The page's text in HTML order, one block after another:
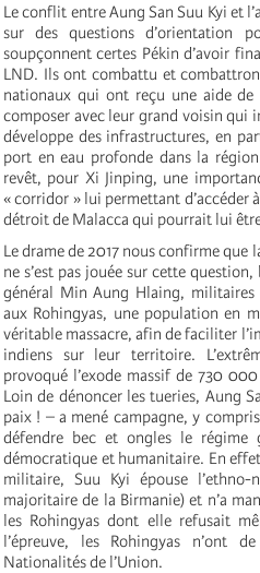
Le conflit entre Aung San Suu Kyi et
sur des questions d’orientation
soupçonnent certes Pékin d’avoir
LND. Ils ont combattu et
nationaux qui ont reçu une aide
composer avec leur grand voisin qui
développe des infrastructures, en
port en eau profonde dans la
revêt, pour Xi Jinping, une
« corridor » lui permettant d’accéder
détroit de Malacca qui pourrait lui
Le drame de 2017 nous confirme que
ne s’est pas jouée sur cette
général Min Aung Hlaing,
aux Rohingyas, une population en
véritable massacre, afin de faciliter
indiens sur leur territoire.
provoqué l’exode massif de 730
Loin de dénoncer les tueries, Aung
paix ! – a mené campagne, y
défendre bec et ongles le régime
démocratique et humanitaire. En
militaire, Suu Kyi épouse l’ethno-
majoritaire de la Birmanie) et n’a
les Rohingyas dont elle refusait
l’épreuve, les Rohingyas n’ont
Nationalités de l’Union.